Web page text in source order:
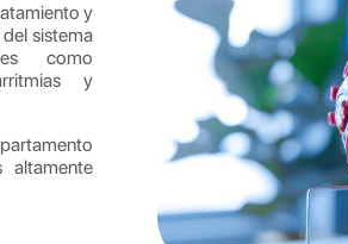
y
sistema
como
y
altamente